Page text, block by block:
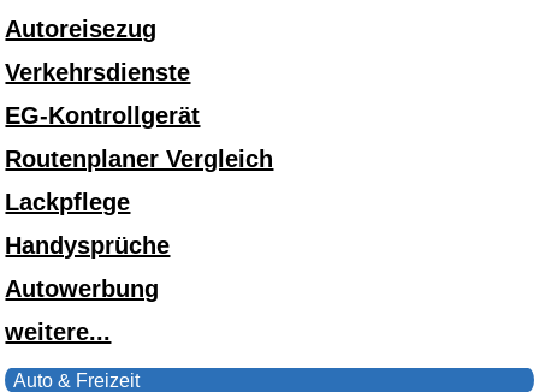
Autoreisezug
Verkehrsdienste
EG-Kontrollgerät
Routenplaner Vergleich
Lackpflege
Handysprüche
Autowerbung
weitere...
Auto & Freizeit